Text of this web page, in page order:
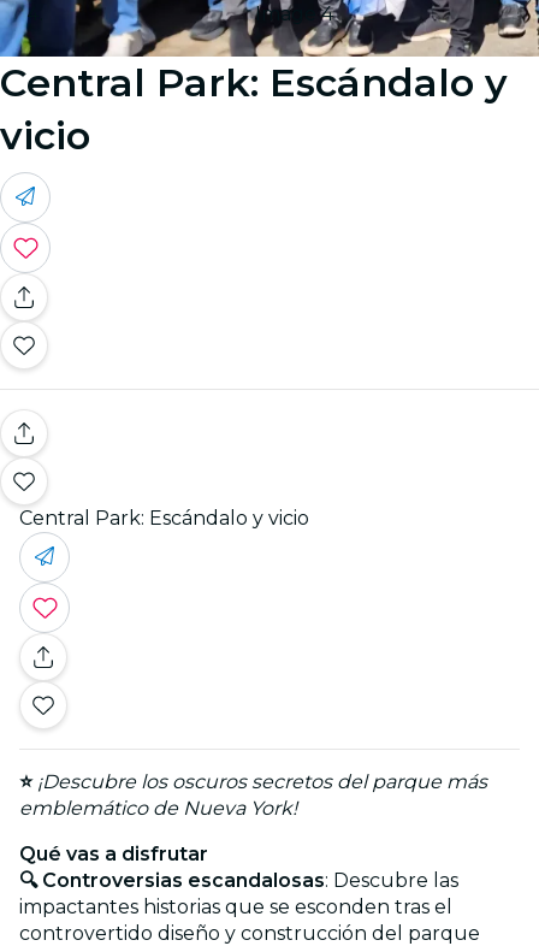
Image 4
Central Park: Escándalo y
vicio
Central Park: Escándalo y vicio
⭐ ¡Descubre los oscuros secretos del parque más
emblemático de Nueva York!
Qué vas a disfrutar
🔍 Controversias escandalosas: Descubre las
impactantes historias que se esconden tras el
controvertido diseño y construcción del parque